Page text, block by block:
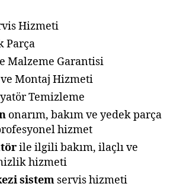
Hizmeti
Parça
Malzeme Garantisi
ve Montaj Hizmeti
Temizleme
onarım, bakım ve yedek parça
hizmet
ile ilgili bakım, ilaçlı ve
hizmeti
sistem servis hizmeti